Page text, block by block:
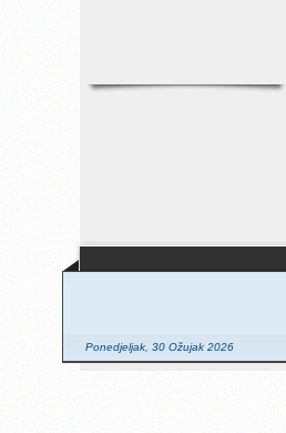
Ponedjeljak, 30 Ožujak 2026